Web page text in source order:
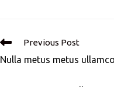
Previous Post
Nulla metus metus